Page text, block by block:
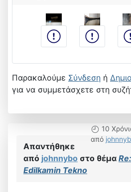
Παρακαλούμε Σύνδεση ή
για να συμμετάσχετε στη
10
από
Απαντήθηκε
από johnnybo στο θέμα
Edilkamin Tekno